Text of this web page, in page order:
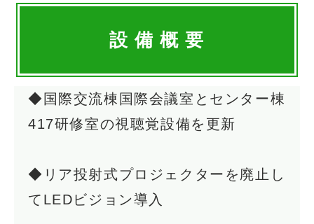
設 備 概 要
◆国際交流棟国際会議室とセンター棟
417研修室の視聴覚設備を更新
◆リア投射式プロジェクターを廃止し
てLEDビジョン導入